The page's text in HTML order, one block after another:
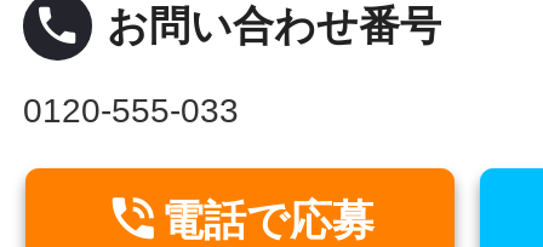
local_phone お問い合わせ番号
0120-555-033
 電話で応募